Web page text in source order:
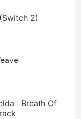
2)
–
: Breath Of